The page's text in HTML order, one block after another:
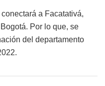
a Facatativá,
Por lo que, se
del departamento